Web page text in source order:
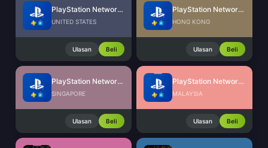
PlayStation Network Card (US)
UNITED STATES
Ulasan Beli
PlayStation Network Card (HK)
HONG KONG
Ulasan Beli
PlayStation Network Card (SG)
SINGAPORE
Ulasan Beli
PlayStation Network Card (MY)
MALAYSIA
Ulasan Beli